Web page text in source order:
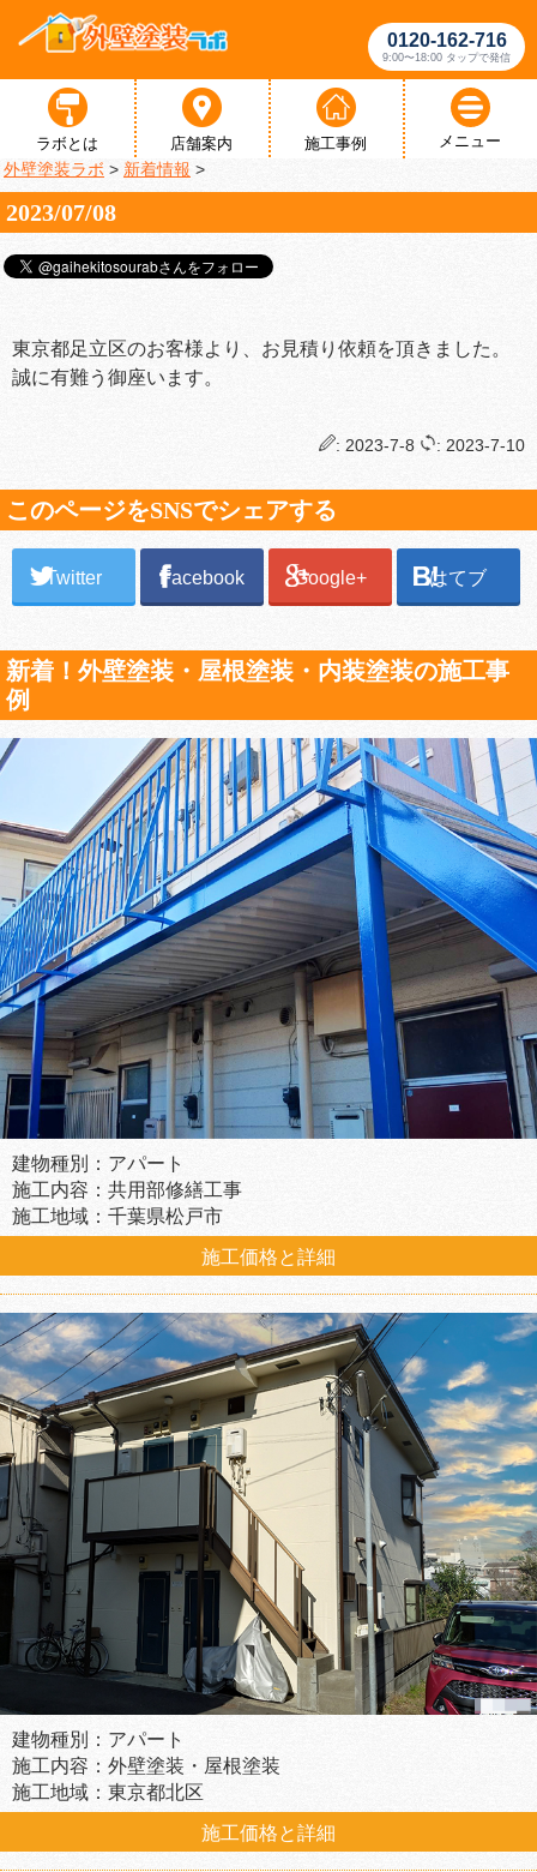
0120-162-716
9:00〜18:00 タップで発信
ラボとは 店舗案内 施工事例 メニュー
外壁塗装ラボ > 新着情報 >
2023/07/08
東京都足立区のお客様より、お見積り依頼を頂きました。
誠に有難う御座います。
: 2023-7-8 : 2023-7-10
このページをSNSでシェアする
Twitter Facebook Google+ はてブ
新着！外壁塗装・屋根塗装・内装塗装の施工事
例
建物種別：アパート
施工内容：共用部修繕工事
施工地域：千葉県松戸市
施工価格と詳細
建物種別：アパート
施工内容：外壁塗装・屋根塗装
施工地域：東京都北区
施工価格と詳細